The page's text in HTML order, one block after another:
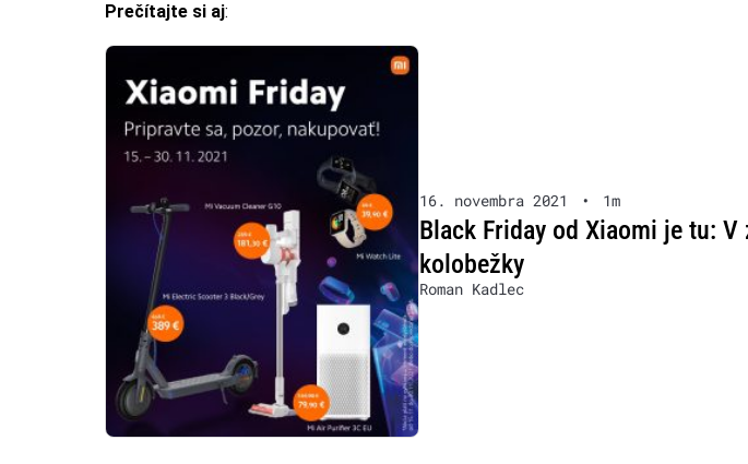
Prečítajte si aj:
16. novembra 2021 • 1m
Black Friday od Xiaomi je tu: V
kolobežky
Roman Kadlec